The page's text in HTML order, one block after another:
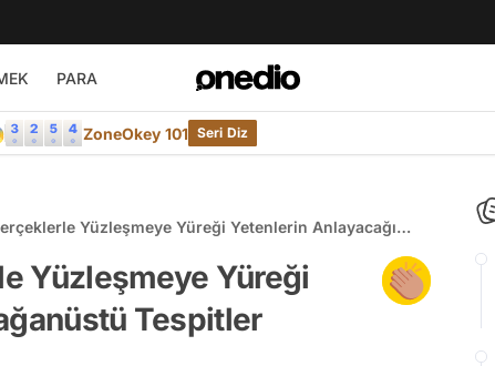
PARA
ZoneOkey 101 Seri Diz
Yüzleşmeye Yüreği Yetenlerin Anlayacağı
Yüzleşmeye Yüreği
Tespitler